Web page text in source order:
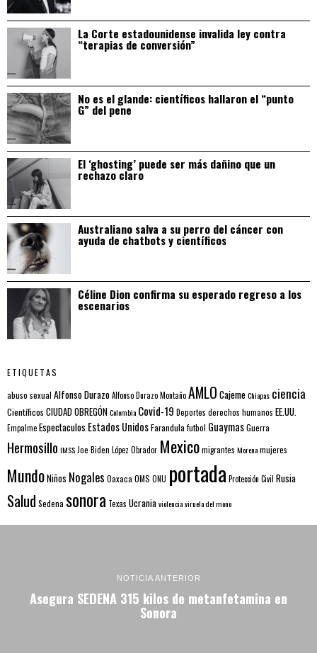
La Corte estadounidense invalida ley contra
“terapias de conversión”
No es el glande: científicos hallaron el “punto
G” del pene
El ‘ghosting’ puede ser más dañino que un
rechazo claro
Australiano salva a su perro del cáncer con
ayuda de chatbots y científicos
Céline Dion confirma su esperado regreso a los
escenarios
ETIQUETAS
abuso sexual Alfonso DurazoAlfonso Durazo MontañoAMLO CajemeChiapas ciencia
Científicos CIUDAD OBREGÓNColombia Covid-19 Deportes derechos humanos EE.UU.
EmpalmeEspectaculos Estados UnidosFarandulafutbol GuaymasGuerra
Hermosillo IMSS Joe Biden López Obrador Mexicomigrantes Morenamujeres
MundoNiños Nogales Oaxaca OMS ONU portada Protección Civil Rusia
Salud Sedena sonora Texas Ucraniaviolenciaviruela del mono
NOTICIA ANTERIOR
Asegura SEDENA 315 kilos de metanfetamina en
Sonora